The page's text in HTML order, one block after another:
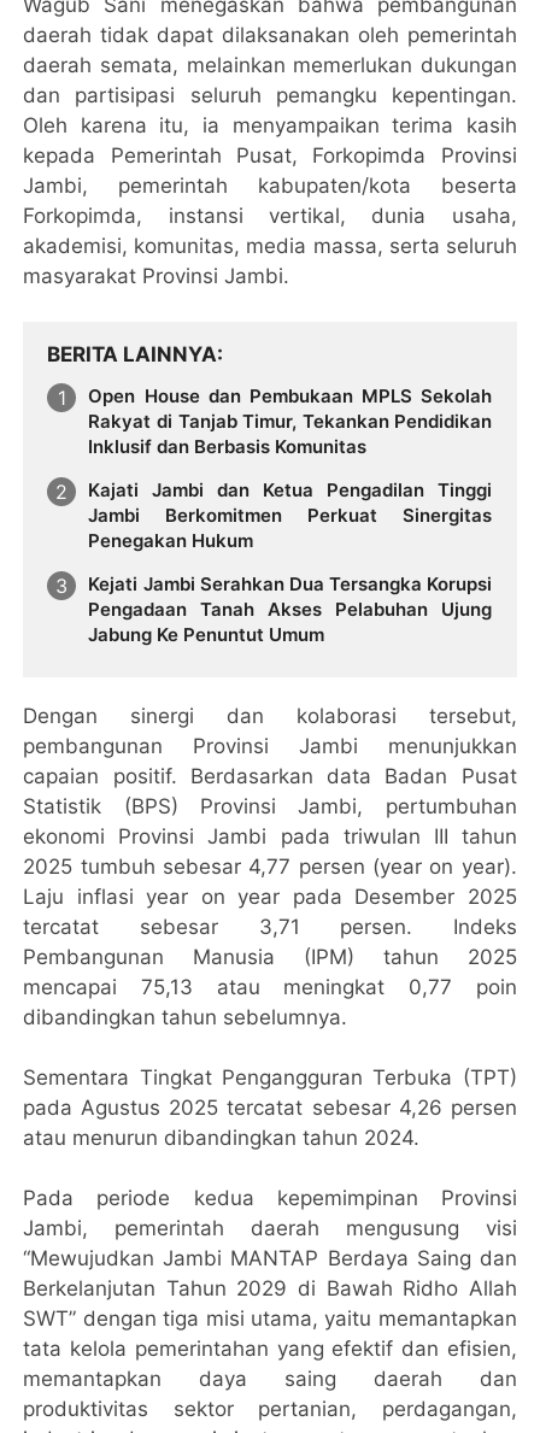
daerah tidak dapat dilaksanakan oleh pemerintah
daerah semata, melainkan memerlukan dukungan
dan partisipasi seluruh pemangku kepentingan.
Oleh karena itu, ia menyampaikan terima kasih
kepada Pemerintah Pusat, Forkopimda Provinsi
Jambi, pemerintah kabupaten/kota beserta
Forkopimda, instansi vertikal, dunia usaha,
akademisi, komunitas, media massa, serta seluruh
masyarakat Provinsi Jambi.
BERITA LAINNYA
Open House dan Pembukaan MPLS Sekolah
Rakyat di Tanjab Timur, Tekankan Pendidikan
Inklusif dan Berbasis Komunitas
Kajati Jambi dan Ketua Pengadilan Tinggi
Jambi Berkomitmen Perkuat Sinergitas
Penegakan Hukum
Kejati Jambi Serahkan Dua Tersangka Korupsi
Pengadaan Tanah Akses Pelabuhan Ujung
Jabung Ke Penuntut Umum
Dengan sinergi dan kolaborasi tersebut,
pembangunan Provinsi Jambi menunjukkan
capaian positif. Berdasarkan data Badan Pusat
Statistik (BPS) Provinsi Jambi, pertumbuhan
ekonomi Provinsi Jambi pada triwulan III tahun
2025 tumbuh sebesar 4,77 persen (year on year).
Laju inflasi year on year pada Desember 2025
tercatat sebesar 3,71 persen. Indeks
Pembangunan Manusia (IPM) tahun 2025
mencapai 75,13 atau meningkat 0,77 poin
dibandingkan tahun sebelumnya.
Sementara Tingkat Pengangguran Terbuka (TPT)
pada Agustus 2025 tercatat sebesar 4,26 persen
atau menurun dibandingkan tahun 2024.
Pada periode kedua kepemimpinan Provinsi
Jambi, pemerintah daerah mengusung visi
“Mewujudkan Jambi MANTAP Berdaya Saing dan
Berkelanjutan Tahun 2029 di Bawah Ridho Allah
SWT” dengan tiga misi utama, yaitu memantapkan
tata kelola pemerintahan yang efektif dan efisien,
memantapkan daya saing daerah dan
produktivitas sektor pertanian, perdagangan,